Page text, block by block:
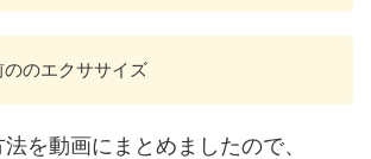
ののエクササイズ
を動画にまとめましたので、